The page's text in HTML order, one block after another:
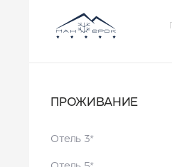
ПРОЖИВАНИЕ
Отель 3*